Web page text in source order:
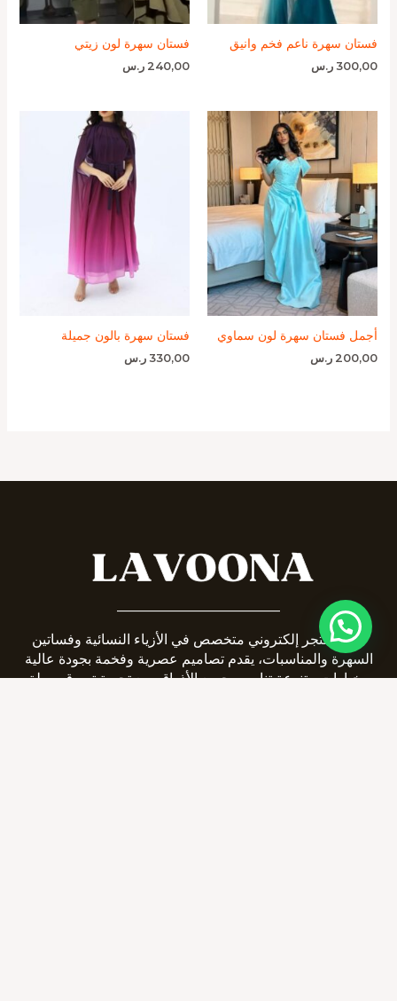
فستان سهرة ناعم فخم وانيق
300,00 ر.س
فستان سهرة لون زيتي
240,00 ر.س
أجمل فستان سهرة لون سماوي
200,00 ر.س
فستان سهرة بالون جميلة
330,00 ر.س
لافونا متجر إلكتروني متخصص في الأزياء النسائية وفساتين
السهرة والمناسبات، يقدم تصاميم عصرية وفخمة بجودة عالية
وخيارات متنوعة تناسب جميع الأذواق، مع تجربة تسوق سهلة